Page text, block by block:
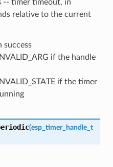
-- timer timeout, in
relative to the current
success
if the handle
if the timer
(esp_timer_handle_t